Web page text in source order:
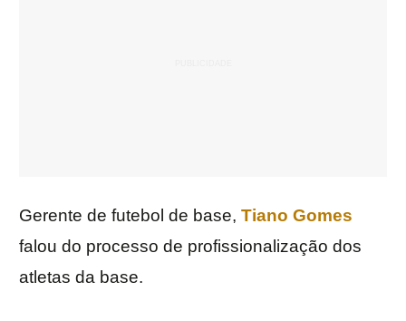
Gerente de futebol de base, Tiano Gomes
falou do processo de profissionalização dos
atletas da base.